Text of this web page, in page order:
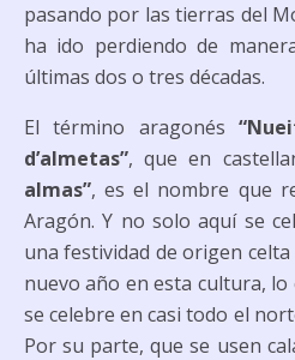
pasando por las tierras del
ha ido perdiendo de
últimas dos o tres décadas.
El término aragonés
d’almetas”, que en
almas”, es el nombre que
Aragón. Y no solo aquí se
una festividad de origen
nuevo año en esta cultura,
se celebre en casi todo el
Por su parte, que se usen